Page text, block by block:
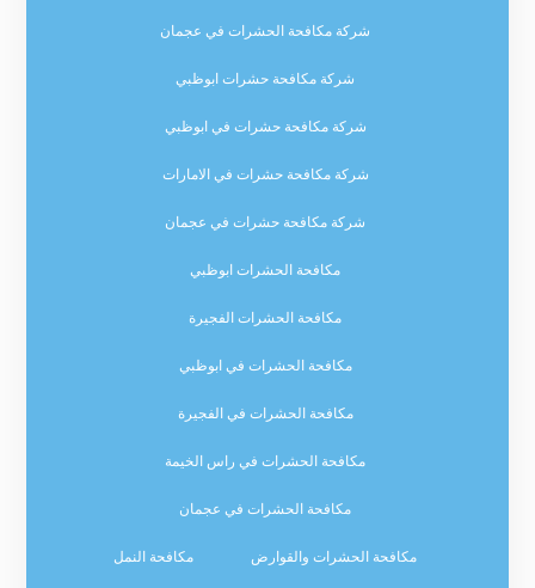
شركة مكافحة الحشرات في عجمان
شركة مكافحة حشرات ابوظبي
شركة مكافحة حشرات في ابوظبي
شركة مكافحة حشرات في الامارات
شركة مكافحة حشرات في عجمان
مكافحة الحشرات ابوظبي
مكافحة الحشرات الفجيرة
مكافحة الحشرات في ابوظبي
مكافحة الحشرات في الفجيرة
مكافحة الحشرات في راس الخيمة
مكافحة الحشرات في عجمان
مكافحة الحشرات والقوارض مكافحة النمل